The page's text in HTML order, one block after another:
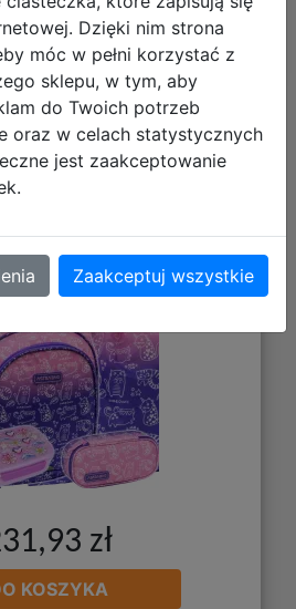
Szkolny Kitty 5el.
502026007 + Worek
503026010 +
+ Z18970
zł
KOSZYKA
Dzięki nim strona
móc w pełni korzystać z
sklepu, w tym, aby
do Twoich potrzeb
oraz w celach statystycznych
jest zaakceptowanie
Zaakceptuj wszystkie